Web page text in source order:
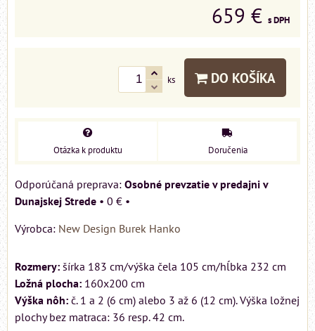
659 € s DPH
ks DO KOŠÍKA
Otázka k produktu Doručenia
Osobné prevzatie v predajni v
Dunajskej Strede • 0 € •
Výrobca: New Design Burek Hanko
Rozmery: šírka 183 cm/výška čela 105 cm/hĺbka 232 cm
Ložná plocha: 160x200 cm
Výška nôh: č. 1 a 2 (6 cm) alebo 3 až 6 (12 cm). Výška ložnej
plochy bez matraca: 36 resp. 42 cm.